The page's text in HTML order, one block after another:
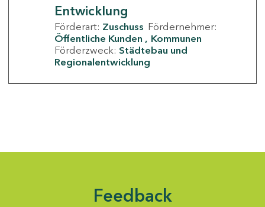
Entwicklung
Förderart: Zuschuss Fördernehmer:
Öffentliche Kunden
Kommunen
Förderzweck: Städtebau und
Regionalentwicklung
Feedback